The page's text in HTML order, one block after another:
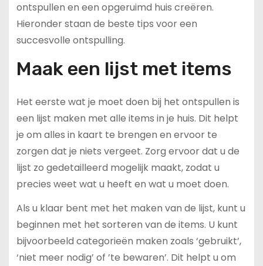
ontspullen en een opgeruimd huis creëren.
Hieronder staan de beste tips voor een
succesvolle ontspulling.
Maak een lijst met items
Het eerste wat je moet doen bij het ontspullen is
een lijst maken met alle items in je huis. Dit helpt
je om alles in kaart te brengen en ervoor te
zorgen dat je niets vergeet. Zorg ervoor dat u de
lijst zo gedetailleerd mogelijk maakt, zodat u
precies weet wat u heeft en wat u moet doen.
Als u klaar bent met het maken van de lijst, kunt u
beginnen met het sorteren van de items. U kunt
bijvoorbeeld categorieën maken zoals ‘gebruikt’,
‘niet meer nodig’ of ’te bewaren’. Dit helpt u om